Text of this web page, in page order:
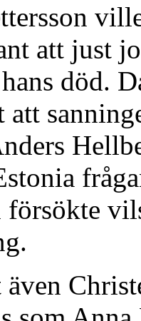
att just
död.
att
försökte
även